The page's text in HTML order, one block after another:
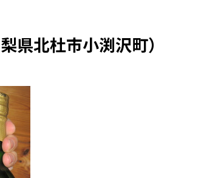
県北杜市小渕沢町）